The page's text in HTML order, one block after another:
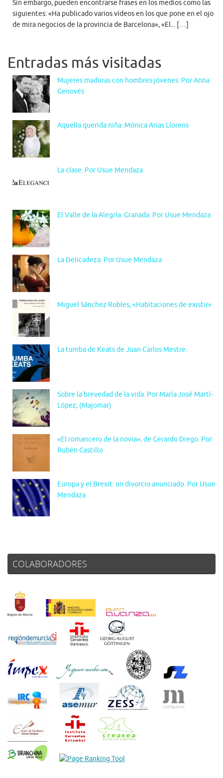
Sin embargo, pueden encontrarse frases en los medios como las
siguientes: «Ha publicado varios vídeos en los que pone en el ojo
de mira negocios de la provincia de Barcelona», «El... […]
Entradas más visitadas
Mujeres maduras con hombres jóvenes. Por Anna
Genovés
Aquella querida niña. Mónica Arias Llorens
La clase. Por Usue Mendaza
El Valle de la Alegría. Granada. Por Usue Mendaza
La Delicadeza. Por Usue Mendaza
Miguel Sánchez Robles, «Habitaciones de existir»
La tumba de Keats de Juan Carlos Mestre.
Sobre la brevedad de la vida. Por María José Martí-
López, (Majomar)
«El romancero de la novia», de Gerardo Diego. Por
Rubén Castillo
Europa y el Brexit: un divorcio anunciado. Por Usue
Mendaza
COLABORADORES